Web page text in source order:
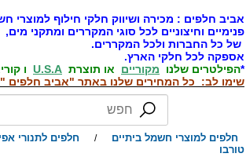
חלפים : מכירה ושיווק חלקי חילוף למוצרי
וחיצוניים לכל סוגי המקררים ומתקני מים,
כל החברות ולכל המקררים.
לכל חלקי הארץ.
הפילטרים שלנו מקורייםאו תוצרת U.S.Aו
לב: כל המחירים שלנו באתר "אביב חלפים "
חלפים למוצרי חשמל ביתיים חלפים לתנורי